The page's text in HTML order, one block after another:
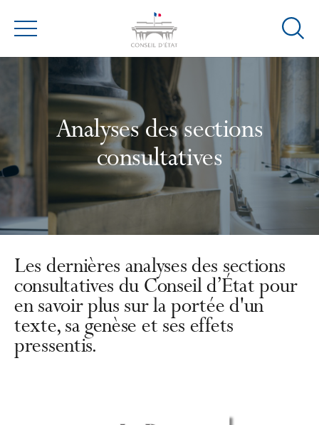
Menu
Ouvrir
Analyses des sections
consultatives
Les dernières analyses des sections
consultatives du Conseil d’État pour
en savoir plus sur la portée d'un
texte, sa genèse et ses effets
pressentis.